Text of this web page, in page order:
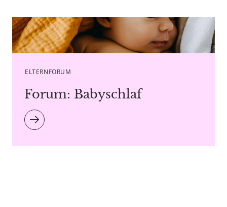
Caption Bostan Natalia - Copyright agency stock.adobe.com
ELTERNFORUM
Forum: Babyschlaf